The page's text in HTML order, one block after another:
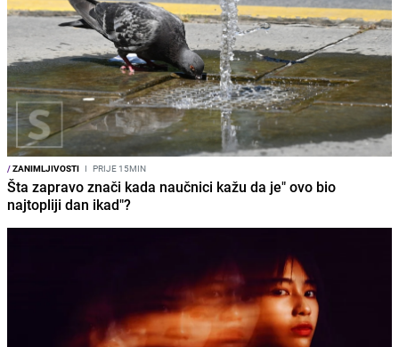
/ZANIMLJIVOSTI I PRIJE 15MIN
Šta zapravo znači kada naučnici kažu da je" ovo bio
najtopliji dan ikad"?